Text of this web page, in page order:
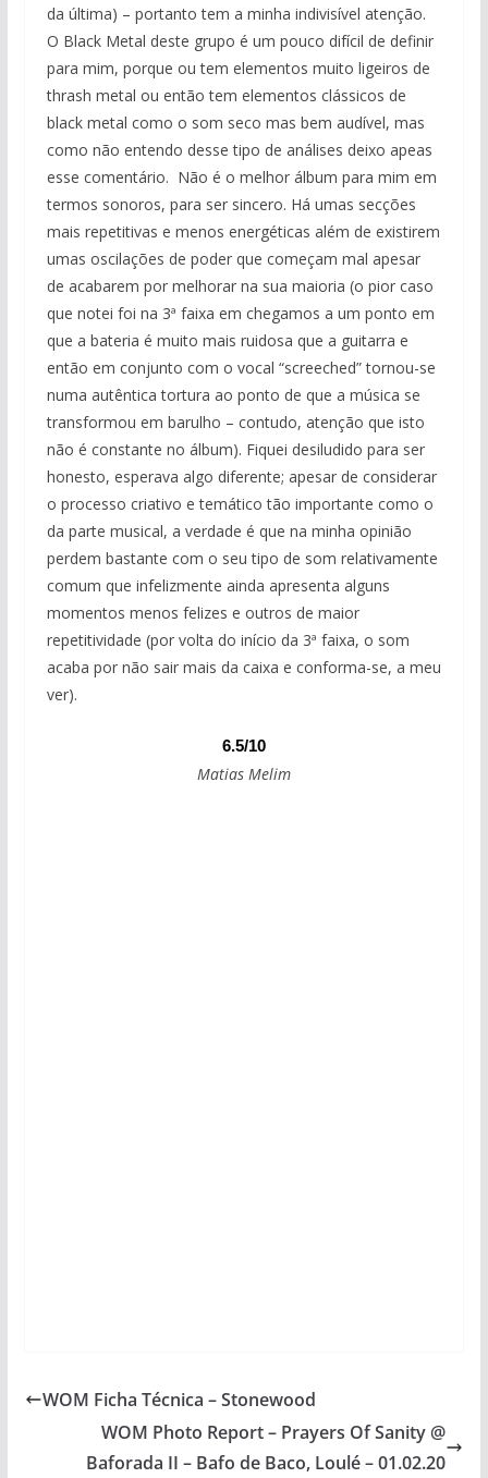
da última) – portanto tem a minha indivisível atenção.
O Black Metal deste grupo é um pouco difícil de definir
para mim, porque ou tem elementos muito ligeiros de
thrash metal ou então tem elementos clássicos de
black metal como o som seco mas bem audível, mas
como não entendo desse tipo de análises deixo apeas
esse comentário. Não é o melhor álbum para mim em
termos sonoros, para ser sincero. Há umas secções
mais repetitivas e menos energéticas além de existirem
umas oscilações de poder que começam mal apesar
de acabarem por melhorar na sua maioria (o pior caso
que notei foi na 3ª faixa em chegamos a um ponto em
que a bateria é muito mais ruidosa que a guitarra e
então em conjunto com o vocal “screeched” tornou-se
numa autêntica tortura ao ponto de que a música se
transformou em barulho – contudo, atenção que isto
não é constante no álbum). Fiquei desiludido para ser
honesto, esperava algo diferente; apesar de considerar
o processo criativo e temático tão importante como o
da parte musical, a verdade é que na minha opinião
perdem bastante com o seu tipo de som relativamente
comum que infelizmente ainda apresenta alguns
momentos menos felizes e outros de maior
repetitividade (por volta do início da 3ª faixa, o som
acaba por não sair mais da caixa e conforma-se, a meu
ver).
6.5/10
Matias Melim
WOM Ficha Técnica – Stonewood
WOM Photo Report – Prayers Of Sanity @
Baforada II – Bafo de Baco, Loulé – 01.02.20